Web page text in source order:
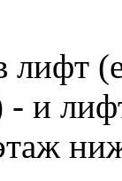
лифт
и